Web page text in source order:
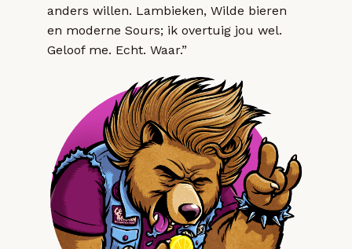
anders willen. Lambieken, Wilde bieren
en moderne Sours; ik overtuig jou wel.
Geloof me. Echt. Waar.”